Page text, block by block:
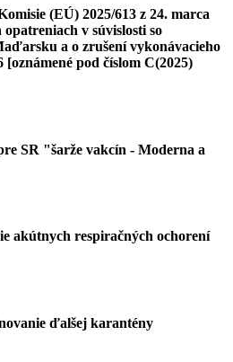
(EÚ) 2025/613 z 24. marca
v súvislosti so
a o zrušení vykonávacieho
pod číslom C(2025)
SR "šarže vakcín - Moderna a
akútnych respiračných ochorení
ďalšej karantény